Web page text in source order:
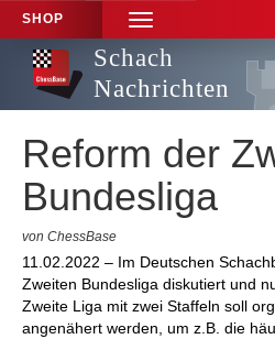
SHOP
TOGGLE
NAVIGATION
Schach
Nachrichten
Reform der
Bundesliga
von ChessBase
11.02.2022 – Im Deutschen
Zweiten Bundesliga diskutiert und
Zweite Liga mit zwei Staffeln soll
angenähert werden, um z.B. die